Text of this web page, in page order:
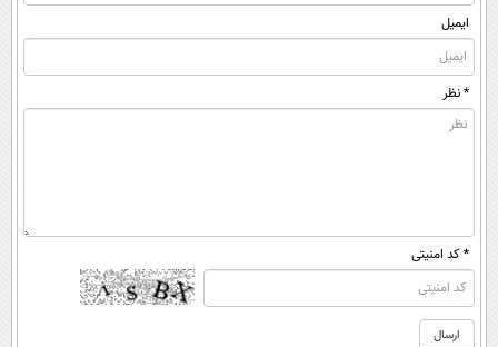
ایمیل
* نظر
* کد امنیتی